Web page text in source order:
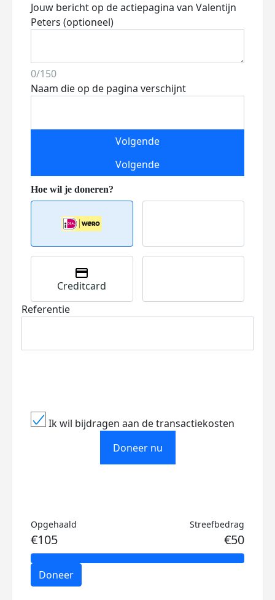
Jouw bericht op de actiepagina van Valentijn
Peters (optioneel)
0/150
Naam die op de pagina verschijnt
Volgende
Volgende
Creditcard
Referentie
Ik wil bijdragen aan de transactiekosten
Doneer nu
Opgehaald
€105
Streefbedrag
€50
Doneer